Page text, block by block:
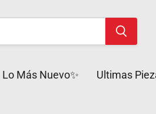
Lo Más Nuevo✨ Ultimas